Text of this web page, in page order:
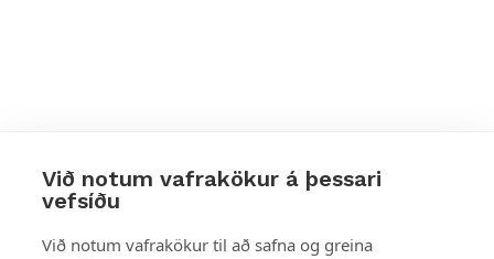
Við notum vafrakökur á þessari
vefsíðu
Við notum vafrakökur til að safna og greina
Styttu þér leið